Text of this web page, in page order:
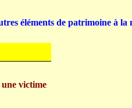
victime
éléments de patrimoine à la